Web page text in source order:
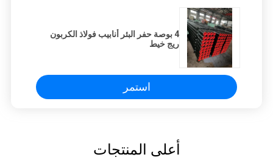
4 بوصة حفر البئر أنابيب فولاذ الكربون
ريج خيط
استمر
أعلى المنتجات